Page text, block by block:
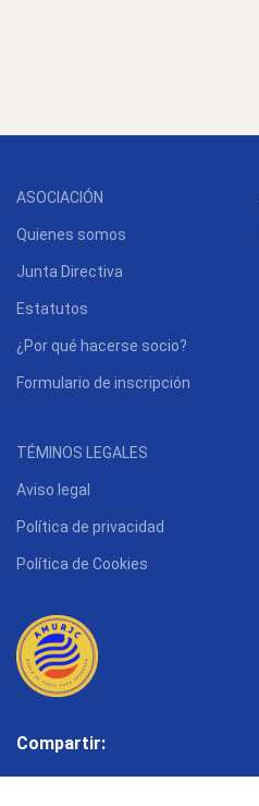
ASOCIACIÓN
Quienes somos
Junta Directiva
Estatutos
¿Por qué hacerse socio?
Formulario de inscripción
TÉMINOS LEGALES
Aviso legal
Política de privacidad
Política de Cookies
Compartir: